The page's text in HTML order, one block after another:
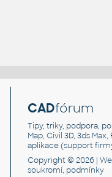
CADfórum
Tipy, triky, podpora,
Map, Civil 3D, 3ds
aplikace (support
Copyright © 2026 |
soukromí, podmínky